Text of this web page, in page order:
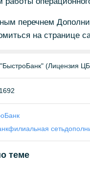
перечнем
на странице
(Лицензия
филиальная сеть
теме